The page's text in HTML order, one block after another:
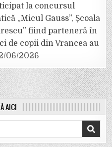
la concursul
„Micul Gauss”, Școala
fiind parteneră în
de copii din Vrancea au
06/2026
AICI